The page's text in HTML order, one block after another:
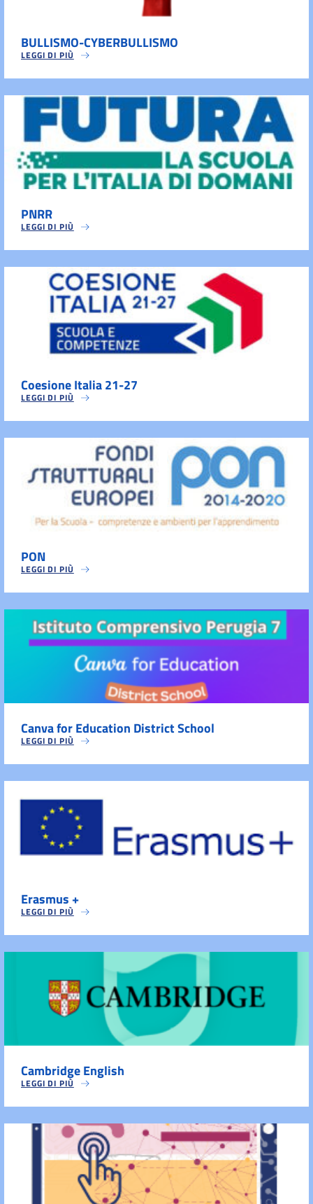
BULLISMO-CYBERBULLISMO
LEGGI DI PIÙ
PNRR
LEGGI DI PIÙ
Coesione Italia 21-27
LEGGI DI PIÙ
PON
LEGGI DI PIÙ
Canva for Education District School
LEGGI DI PIÙ
Erasmus +
LEGGI DI PIÙ
Cambridge English
LEGGI DI PIÙ